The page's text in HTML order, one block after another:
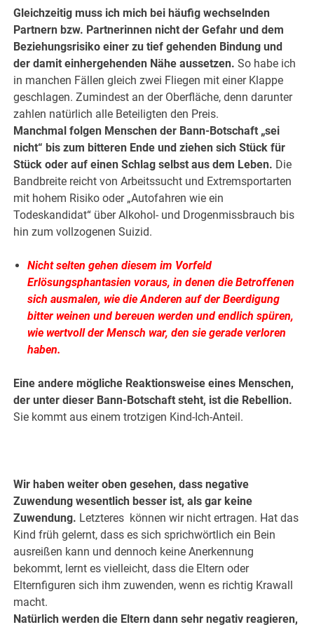
Gleichzeitig muss ich mich bei häufig wechselnden
Partnern bzw. Partnerinnen nicht der Gefahr und dem
Beziehungsrisiko einer zu tief gehenden Bindung und
der damit einhergehenden Nähe aussetzen. So habe ich
in manchen Fällen gleich zwei Fliegen mit einer Klappe
geschlagen. Zumindest an der Oberfläche, denn darunter
zahlen natürlich alle Beteiligten den Preis.
Manchmal folgen Menschen der Bann-Botschaft „sei
nicht“ bis zum bitteren Ende und ziehen sich Stück für
Stück oder auf einen Schlag selbst aus dem Leben. Die
Bandbreite reicht von Arbeitssucht und Extremsportarten
mit hohem Risiko oder „Autofahren wie ein
Todeskandidat“ über Alkohol- und Drogenmissbrauch bis
hin zum vollzogenen Suizid.
Nicht selten gehen diesem im Vorfeld
Erlösungsphantasien voraus, in denen die Betroffenen
sich ausmalen, wie die Anderen auf der Beerdigung
bitter weinen und bereuen werden und endlich spüren,
wie wertvoll der Mensch war, den sie gerade verloren
haben.
Eine andere mögliche Reaktionsweise eines Menschen,
der unter dieser Bann-Botschaft steht, ist die Rebellion.
Sie kommt aus einem trotzigen Kind-Ich-Anteil.
Wir haben weiter oben gesehen, dass negative
Zuwendung wesentlich besser ist, als gar keine
Zuwendung. Letzteres können wir nicht ertragen. Hat das
Kind früh gelernt, dass es sich sprichwörtlich ein Bein
ausreißen kann und dennoch keine Anerkennung
bekommt, lernt es vielleicht, dass die Eltern oder
Elternfiguren sich ihm zuwenden, wenn es richtig Krawall
macht.
Natürlich werden die Eltern dann sehr negativ reagieren,